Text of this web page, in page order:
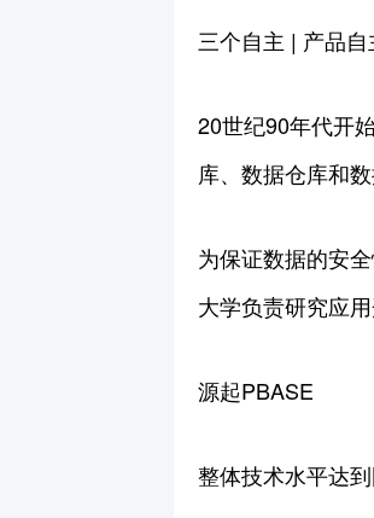
三个自主 | 产品
20世纪90年代开
库、数据仓库和
为保证数据的安
大学负责研究应
源起PBASE
整体技术水平达